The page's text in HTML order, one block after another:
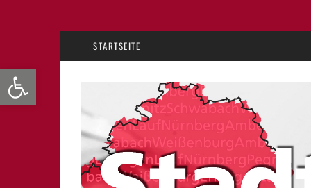
Werkzeugleiste öffnen
STARTSEITE